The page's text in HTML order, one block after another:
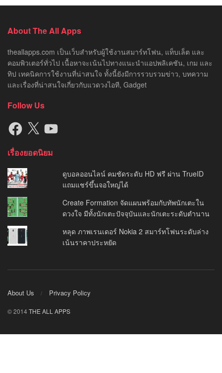
About The All Apps
theallapps.com เป็นเว็บสำหรับผู้ใช้งานสมาร์ทโฟน, แท็บเล็ต และ
คอมพิวเตอร์ทั่วไป เนื้อหาจะเน้นไปทางแนะนำแอปพลิเคชัน, เกม และ
ทิป เทคนิคการใช้งานที่น่าสนใจ ทั้งนี้ยังมีการรวบรวมข่าว, บทความ
และเรื่องที่น่าสนใจเกี่ยวกับแวดวงไอที, Gadget
Follow Us
Facebook
X YouTube
เรื่องยอดนิยม
ดูบอลออนไลน์ คมชัดระดับ HD ฟรี ผ่าน TrueID
แถมแชร์ขึ้นจอใหญ่ได้
Create Formation จัดแผนพร้อมกับทัพนักเตะใน
ดวงใจ มีทั้งนักเตะปัจจุบันและนักเตะระดับตำนาน
หลุด ภาพเรนเดอร์ Nokia 2 สมาร์ทโฟนระดับล่าง
เน้นราคาประหยัด
About Us Privacy Policy
© 2014THE ALL APPS